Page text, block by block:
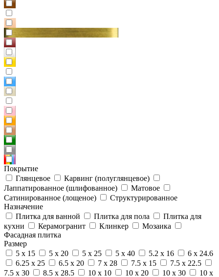
Покрытие
Глянцевое
Карвинг (полуглянцевое)
Лаппатированное (шлифованное)
Матовое
Сатинированное (лощеное)
Структурированное
Назначение
Плитка для ванной
Плитка для пола
Плитка для
кухни
Керамогранит Клинкер
Мозаика
Фасадная плитка
Размер
5 x 15
5 x 20 5 x 25 5 x 40 5.2 x 16
6 x 24.6
6.25 x 25
6.5 x 20 7 x 28 7.5 x 15
7.5 x 22.5
7.5 x 30
8.5 x 28.5 10 x 10 10 x 20 10 x 30 10 x